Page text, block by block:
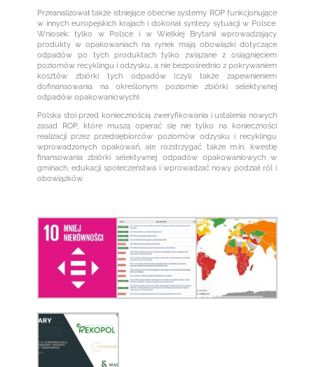
Przeanalizował także istniejące obecnie systemy ROP funkcjonujące
w innych europejskich krajach i dokonał syntezy sytuacji w Polsce.
Wniosek: tylko w Polsce i w Wielkiej Brytanii wprowadzający
produkty w opakowaniach na rynek mają obowiązki dotyczące
odpadów po tych produktach tylko związane z osiągnięciem
poziomów recyklingu i odzysku, a nie bezpośrednio z pokrywaniem
kosztów zbiórki tych odpadów (czyli także zapewnieniem
dofinansowania na określonym poziomie zbiórki selektywnej
odpadów opakowaniowych).
Polska stoi przed koniecznością zweryfikowania i ustalenia nowych
zasad ROP, które muszą opierać się nie tylko na konieczności
realizacji przez przedsiębiorców poziomów odzysku i recyklingu
wprowadzonych opakowań, ale rozstrzygać także m.in. kwestię
finansowania zbiórki selektywnej odpadów opakowaniowych w
gminach, edukacji społeczeństwa i wprowadzać nowy podział ról i
obowiązków.